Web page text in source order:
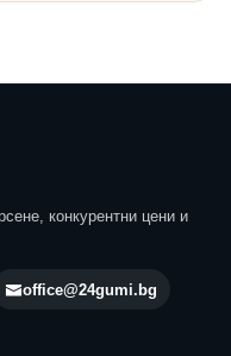
конкурентни цени и
office@24gumi.bg